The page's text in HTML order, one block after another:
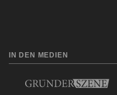
IN DEN MEDIEN